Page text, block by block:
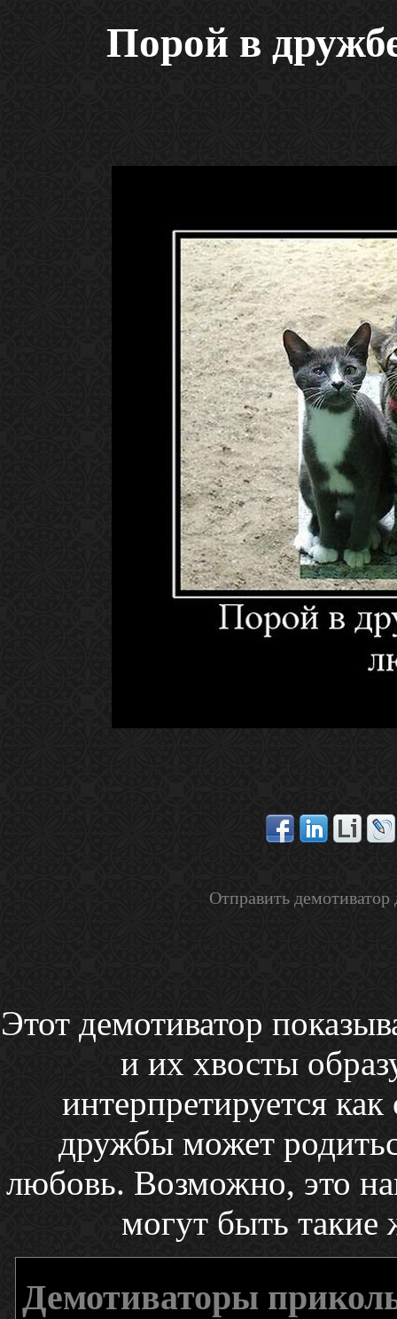
Порой в
Отправить
Этот демотиватор
и их хвосты
интерпретируется
дружбы может
любовь. Возможно, это
могут быть такие
Демотиваторы